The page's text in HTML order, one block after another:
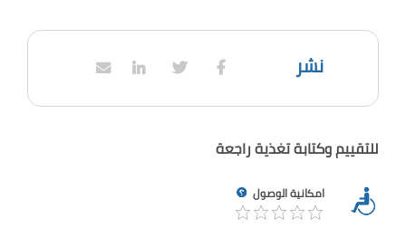
نشر
للتقييم وكتابة تغذية راجعة
امكانية الوصول